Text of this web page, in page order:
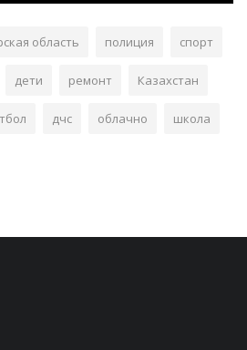
область полиция спорт
дети ремонт Казахстан
дчс облачно школа